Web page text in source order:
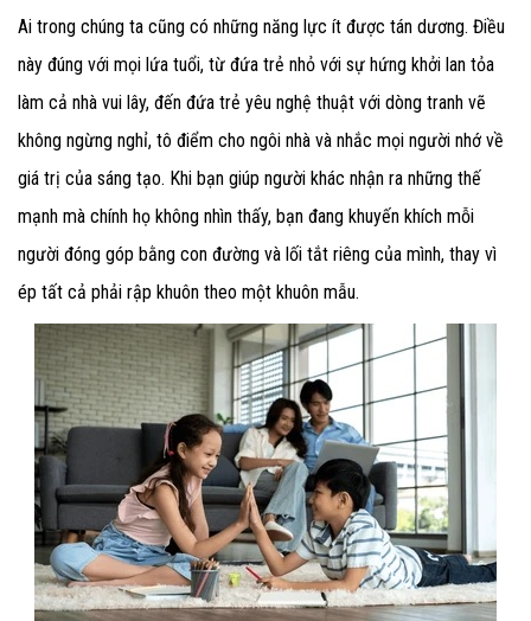
Ai trong chúng ta cũng có những năng lực ít được tán dương. Điều
này đúng với mọi lứa tuổi, từ đứa trẻ nhỏ với sự hứng khởi lan tỏa
làm cả nhà vui lây, đến đứa trẻ yêu nghệ thuật với dòng tranh vẽ
không ngừng nghỉ, tô điểm cho ngôi nhà và nhắc mọi người nhớ về
giá trị của sáng tạo. Khi bạn giúp người khác nhận ra những thế
mạnh mà chính họ không nhìn thấy, bạn đang khuyến khích mỗi
người đóng góp bằng con đường và lối tắt riêng của mình, thay vì
ép tất cả phải rập khuôn theo một khuôn mẫu.